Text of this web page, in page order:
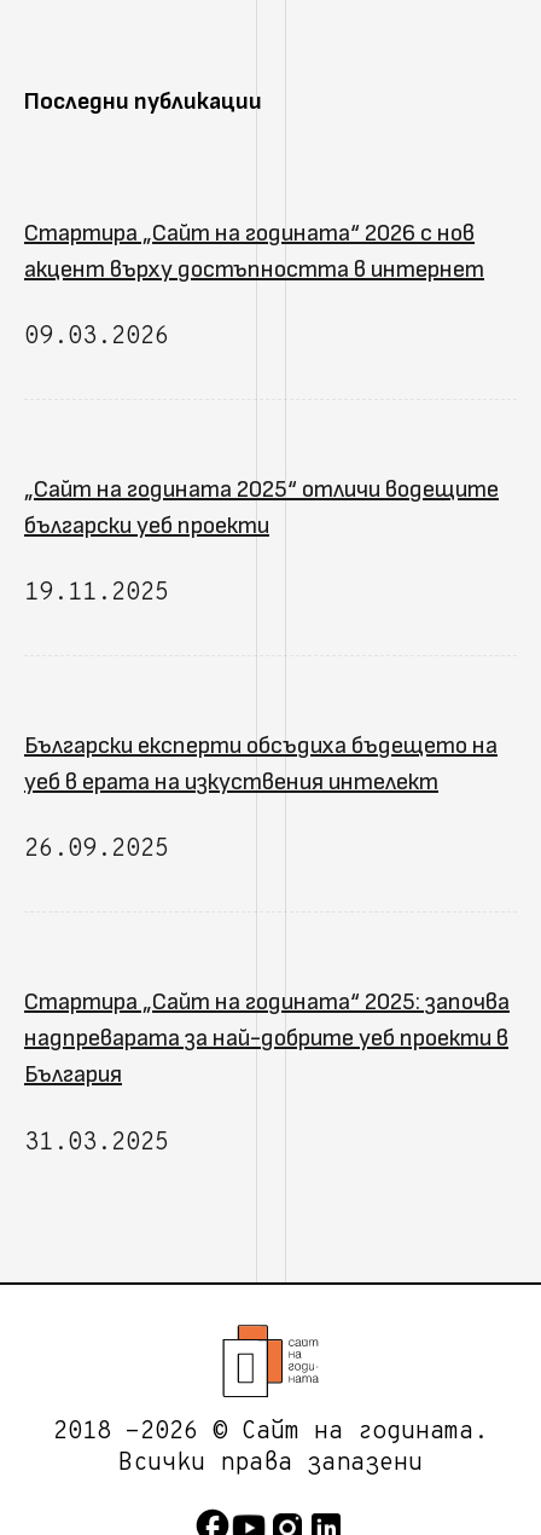
Последни публикации
Стартира „Сайт на годината“ 2026 с нов
акцент върху достъпността в интернет
09.03.2026
„Сайт на годината 2025“ отличи водещите
български уеб проекти
19.11.2025
Български експерти обсъдиха бъдещето на
уеб в ерата на изкуствения интелект
26.09.2025
Стартира „Сайт на годината“ 2025: започва
надпреварата за най-добрите уеб проекти в
България
31.03.2025
2018 -2026 © Сайт на годината.
Всички права запазени